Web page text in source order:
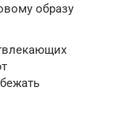
образу